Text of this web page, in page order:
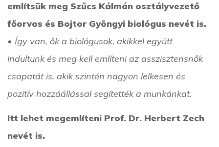
említsük meg Szűcs Kálmán osztályvezető
főorvos és Bojtor Gyöngyi biológus nevét is.
• Így van, ők a biológusok, akikkel együtt
indultunk és meg kell említeni az asszisztensnők
csapatát is, akik szintén nagyon lelkesen és
pozitív hozzáállással segítették a munkánkat.
Itt lehet megemlíteni Prof. Dr. Herbert Zech
nevét is.